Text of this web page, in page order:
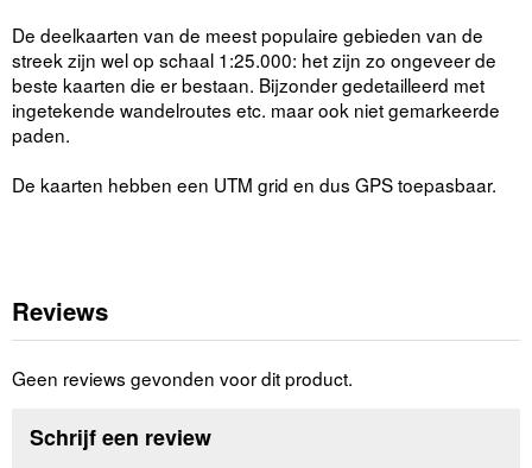
De deelkaarten van de meest populaire gebieden van de
streek zijn wel op schaal 1:25.000: het zijn zo ongeveer de
beste kaarten die er bestaan. Bijzonder gedetailleerd met
ingetekende wandelroutes etc. maar ook niet gemarkeerde
paden.
De kaarten hebben een UTM grid en dus GPS toepasbaar.
Reviews
Geen reviews gevonden voor dit product.
Schrijf een review